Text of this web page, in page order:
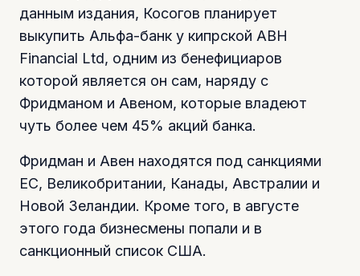
данным издания, Косогов планирует
выкупить Альфа-банк у кипрской ABH
Financial Ltd, одним из бенефициаров
которой является он сам, наряду с
Фридманом и Авеном, которые владеют
чуть более чем 45% акций банка.
Фридман и Авен находятся под санкциями
ЕС, Великобритании, Канады, Австралии и
Новой Зеландии. Кроме того, в августе
этого года бизнесмены попали и в
санкционный список США.